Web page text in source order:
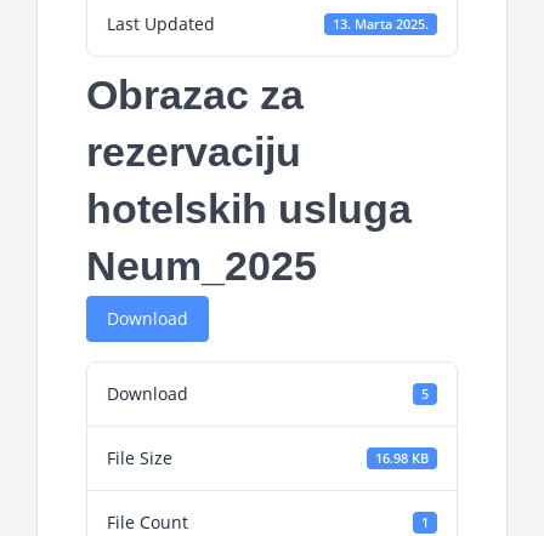
Last Updated 13. Marta 2025.
Obrazac za
rezervaciju
hotelskih usluga
Neum_2025
Download
Download 5
File Size 16.98 KB
File Count 1